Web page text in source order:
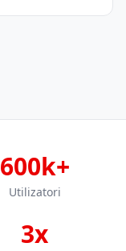
600k+
Utilizatori
3x